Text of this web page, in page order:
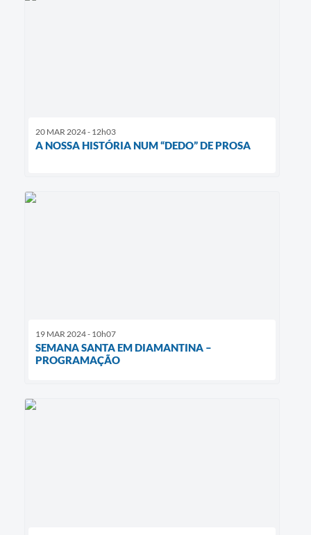
20 MAR 2024 - 12h03
A NOSSA HISTÓRIA NUM “DEDO” DE PROSA
19 MAR 2024 - 10h07
SEMANA SANTA EM DIAMANTINA –
PROGRAMAÇÃO